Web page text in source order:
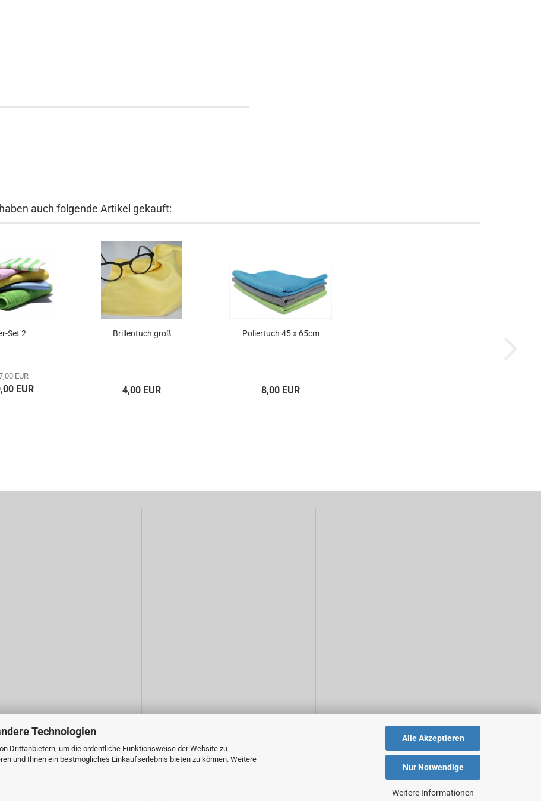
Technologien
Drittanbietern, um die ordentliche Funktionsweise der Website zu
und Ihnen ein bestmögliches Einkaufserlebnis bieten zu können. Weitere
Alle Akzeptieren
Nur Notwendige
Weitere Informationen
auch folgende Artikel gekauft:
Set 2
EUR
EUR
Brillentuch groß
4,00 EUR
Poliertuch 45 x 65cm
8,00 EUR